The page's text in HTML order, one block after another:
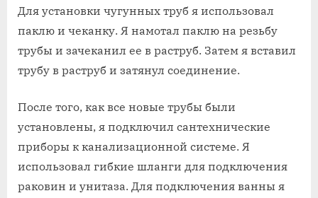
Для установки чугунных труб я использовал
паклю и чеканку. Я намотал паклю на резьбу
трубы и зачеканил ее в раструб. Затем я вставил
трубу в раструб и затянул соединение.
После того‚ как все новые трубы были
установлены‚ я подключил сантехнические
приборы к канализационной системе. Я
использовал гибкие шланги для подключения
раковин и унитаза. Для подключения ванны я